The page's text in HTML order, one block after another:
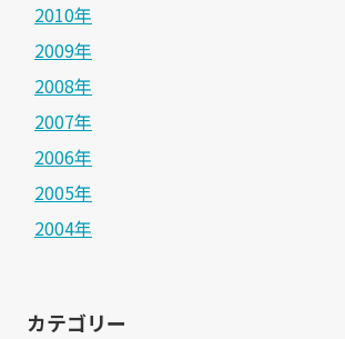
2010年
2009年
2008年
2007年
2006年
2005年
2004年
カテゴリー